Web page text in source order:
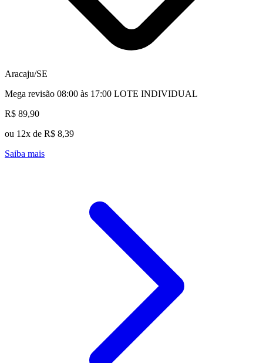
Aracaju/SE
Mega revisão 08:00 às 17:00 LOTE INDIVIDUAL
R$ 89,90
ou 12x de R$ 8,39
Saiba mais